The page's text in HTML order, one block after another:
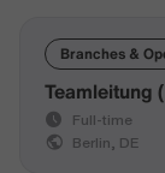
Branches &
Teamleitung
Full-time
Berlin, DE